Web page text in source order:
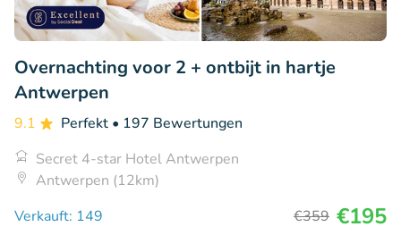
Overnachting voor 2 + ontbijt in hartje
Antwerpen
9.1 Perfekt • 197 Bewertungen
Secret 4-star Hotel Antwerpen
Antwerpen (12km)
Verkauft: 149
€359 €195